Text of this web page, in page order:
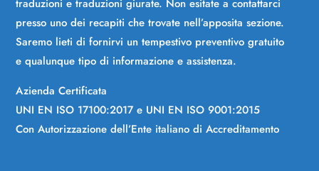
traduzioni e traduzioni giurate. Non esitate a contattarci
presso uno dei recapiti che trovate nell’apposita sezione.
Saremo lieti di fornirvi un tempestivo preventivo gratuito
e qualunque tipo di informazione e assistenza.
Azienda Certificata
UNI EN ISO 17100:2017 e UNI EN ISO 9001:2015
Con Autorizzazione dell’Ente italiano di Accreditamento